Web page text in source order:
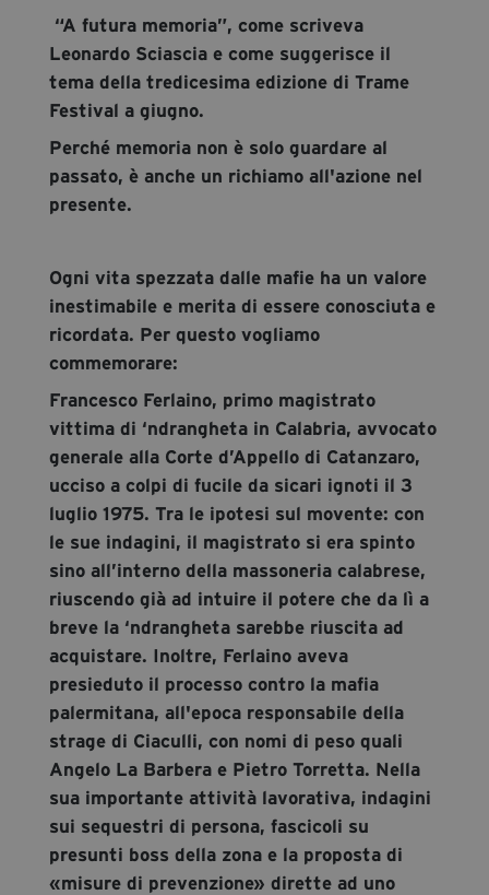
“A futura memoria”, come scriveva
Leonardo Sciascia e come suggerisce il
tema della tredicesima edizione di Trame
Festival a giugno.
Perché memoria non è solo guardare al
passato, è anche un richiamo all'azione nel
presente.
Ogni vita spezzata dalle mafie ha un valore
inestimabile e merita di essere conosciuta e
ricordata. Per questo vogliamo
commemorare:
Francesco Ferlaino, primo magistrato
vittima di ‘ndrangheta in Calabria, avvocato
generale alla Corte d’Appello di Catanzaro,
ucciso a colpi di fucile da sicari ignoti il 3
luglio 1975. Tra le ipotesi sul movente: con
le sue indagini, il magistrato si era spinto
sino all’interno della massoneria calabrese,
riuscendo già ad intuire il potere che da lì a
breve la ‘ndrangheta sarebbe riuscita ad
acquistare. Inoltre, Ferlaino aveva
presieduto il processo contro la mafia
palermitana, all'epoca responsabile della
strage di Ciaculli, con nomi di peso quali
Angelo La Barbera e Pietro Torretta. Nella
sua importante attività lavorativa, indagini
sui sequestri di persona, fascicoli su
presunti boss della zona e la proposta di
«misure di prevenzione» dirette ad uno